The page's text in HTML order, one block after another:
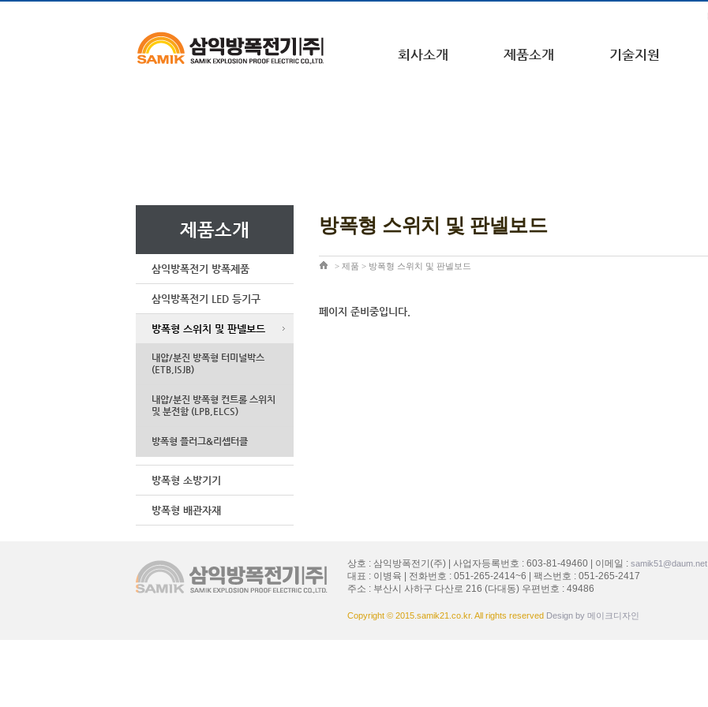
회사소개 제품소개 기술지원
제품소개
삼익방폭전기 방폭제품
삼익방폭전기 LED 등기구
방폭형 스위치 및 판넬보드
내압/분진 방폭형 터미널박스
(ETB,ISJB)
내압/분진 방폭형 컨트롤 스위치
및 분전함 (LPB,ELCS)
방폭형 플러그&리셉터클
방폭형 소방기기
방폭형 배관자재
> 제품 > 방폭형 스위치 및 판넬보드
방폭형 스위치 및 판넬보드
페이지 준비중입니다.
상호 : 삼익방폭전기(주) | 사업자등록번호 : 603-81-49460 | 이메일 : samik51@daum.net
대표 : 이병육 | 전화번호 : 051-265-2414~6 | 팩스번호 : 051-265-2417
주소 : 부산시 사하구 다산로 216 (다대동) 우편번호 : 49486
Copyright © 2015.samik21.co.kr. All rights reserved Design by 메이크디자인